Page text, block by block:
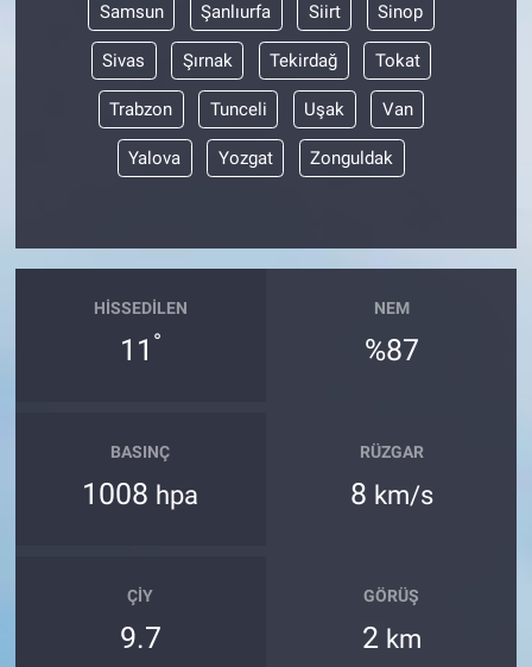
Samsun Şanlıurfa Siirt Sinop
Sivas Şırnak Tekirdağ Tokat
Trabzon Tunceli Uşak Van
Yalova Yozgat Zonguldak
HISSEDILEN
11 °
NEM
%87
BASINÇ
1008 hpa
RÜZGAR
8 km/s
ÇIY
9.7
GÖRÜŞ
2 km
Türkiye'nin Gündemi
Yerel Gündem
Yerel Yaşam